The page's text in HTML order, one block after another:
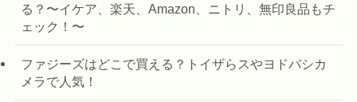
る？〜イケア、楽天、Amazon、ニトリ、無印良品もチ
ェック！〜
ファジーズはどこで買える？トイザらスやヨドバシカ
メラで人気！